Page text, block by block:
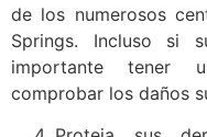
de los numerosos
Springs. Incluso si
importante tener
comprobar los daños